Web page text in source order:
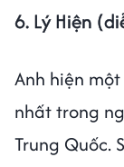
6. Lý Hiện
Anh hiện
nhất trong
Trung Quốc.